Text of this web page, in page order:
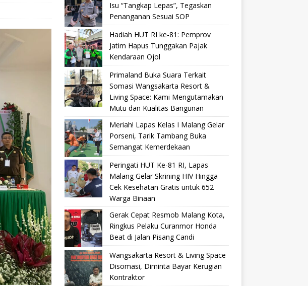
Isu “Tangkap Lepas”, Tegaskan
Penanganan Sesuai SOP
Hadiah HUT RI ke-81: Pemprov
Jatim Hapus Tunggakan Pajak
Kendaraan Ojol
Primaland Buka Suara Terkait
Somasi Wangsakarta Resort &
Living Space: Kami Mengutamakan
Mutu dan Kualitas Bangunan
Meriah! Lapas Kelas I Malang Gelar
Porseni, Tarik Tambang Buka
Semangat Kemerdekaan
Peringati HUT Ke-81 RI, Lapas
Malang Gelar Skrining HIV Hingga
Cek Kesehatan Gratis untuk 652
Warga Binaan
Gerak Cepat Resmob Malang Kota,
Ringkus Pelaku Curanmor Honda
Beat di Jalan Pisang Candi
Wangsakarta Resort & Living Space
Disomasi, Diminta Bayar Kerugian
Kontraktor